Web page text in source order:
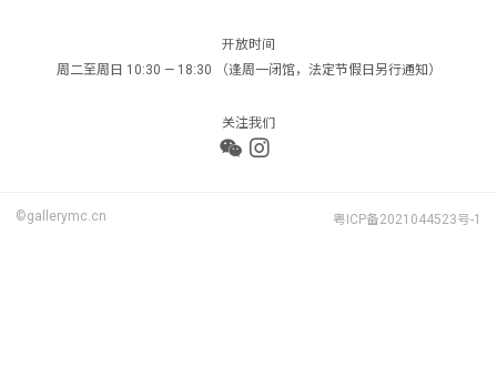
开放时间
周二至周日 10:30 — 18:30 （逢周一闭馆，法定节假日另行通知）
关注我们
©gallerymc.cn 粤ICP备2021044523号-1